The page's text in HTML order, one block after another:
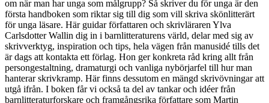
om när man har unga som målgrupp? Så skriver du för unga är den
första handboken som riktar sig till dig som vill skriva skönlitterärt
för unga läsare. Här guidar författaren och skrivläraren Ylva
Carlsdotter Wallin dig in i barnlitteraturens värld, delar med sig av
skrivverktyg, inspiration och tips, hela vägen från manusidé tills det
är dags att kontakta ett förlag. Hon ger konkreta råd kring allt från
persongestaltning, dramaturgi och vanliga nybörjarfel till hur man
hanterar skrivkramp. Här finns dessutom en mängd skrivövningar att
utgå ifrån. I boken får vi också ta del av tankar och idéer från
barnlitteraturforskare och framgångsrika författare som Martin